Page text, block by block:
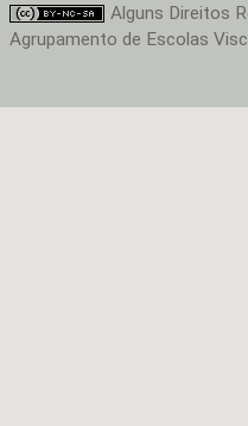
Alguns Direitos
Agrupamento de Escolas